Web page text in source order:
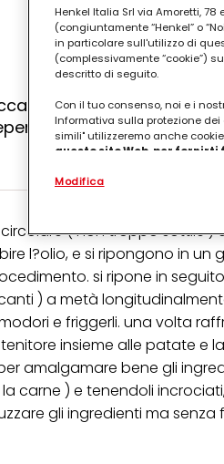
fresca matura (la
piccanti, 150 gr.
( non troppo sottile
l?olio, e si ripongono in
si ripone in
) a metà
e friggerli. una volta
insieme alle patate e
amalgamare bene gli
carne ) e tenendoli
gli ingredienti ma
Henkel Italia Srl via Amoretti, 78
(congiuntamente “Henkel” o
in particolare sull'utilizzo di
(complessivamente “cookie”)
descritto di seguito.
Con il tuo consenso, noi e i
Informativa sulla protezione dei
simili" utilizzeremo anche
questo sito Web, per
.
(rispettivamente dell'azienda
terzi, conservare le nostre
identificati) su questo sito
misurare e ottimizzare il
Puoi trovare maggiori
collegata nel piè di pagina
qualsiasi momento con effetto
collegata nel piè di pagina.
periodo di conservazione,
"modifica" di seguito".
Se fai clic su "Modifica" potrai
per uno o più degli scopi sopra
Modifica